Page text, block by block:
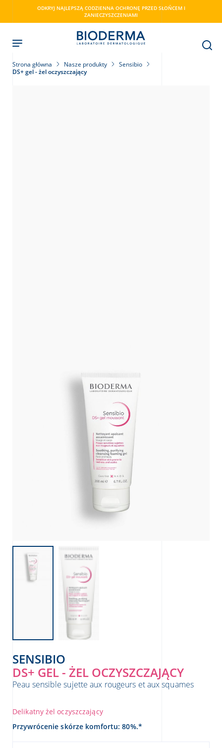
ODKRYJ NAJLEPSZĄ CODZIENNA OCHRONĘ PRZED SŁOŃCEM I
ZANIECZYSZCZENIAMI
Strona główna Nasze produkty
Sensibio
DS+ gel - żel oczyszczający
SENSIBIO
DS+ GEL - ŻEL OCZYSZCZAJĄCY
Peau sensible sujette aux rougeurs et aux squames
Delikatny żel oczyszczający
Przywrócenie skórze komfortu: 80%.*